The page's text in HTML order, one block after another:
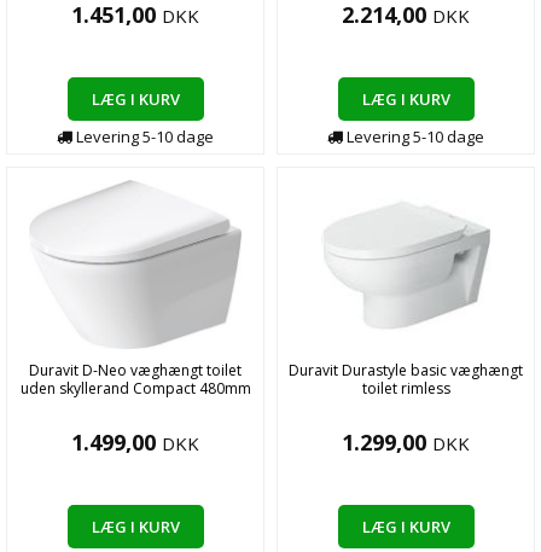
1.451,00 DKK
LÆG I KURV
Levering5-10dage
2.214,00 DKK
LÆG I KURV
Levering5-10dage
Duravit D-Neo væghængt toilet
uden skyllerand Compact 480mm
1.499,00 DKK
LÆG I KURV
Duravit Durastyle basic væghængt
toilet rimless
1.299,00 DKK
LÆG I KURV